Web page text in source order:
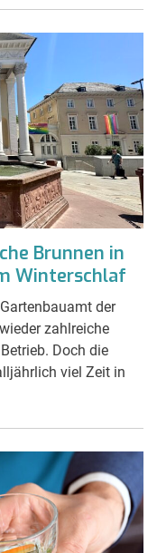
Brunnen in
Winterschlaf
der
zahlreiche
Doch die
viel Zeit in